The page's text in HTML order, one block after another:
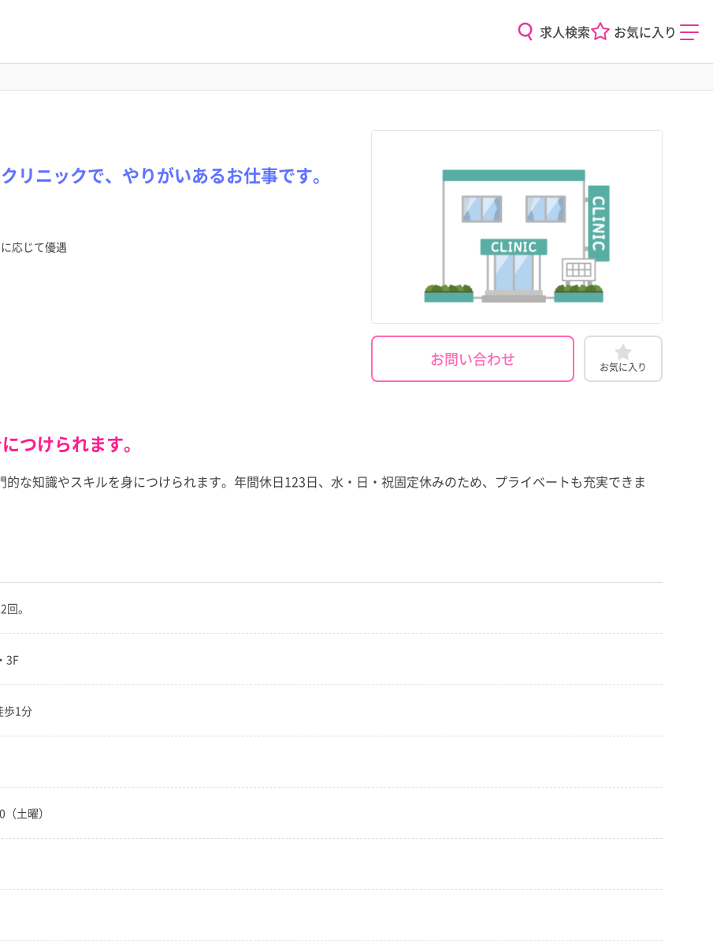
求人検索 お気に入り
ニックで、やりがいあるお仕事です。
お問い合わせ お気に入り
応じて優遇
つけられます。
な知識やスキルを身につけられます。年間休日123日、水・日・祝固定休みのため、プライベートも充実できま
。
3F
歩1分
土曜）